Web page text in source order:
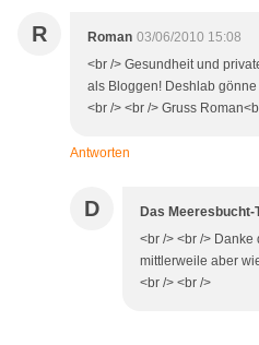
R Roman 03/06/2010 15:08
<br /> Gesundheit und
als Bloggen! Deshlab
<br /> <br /> Gruss
Antworten
D Das Meeresbucht-
<br /> <br /> Danke
mittlerweile aber
<br /> <br />